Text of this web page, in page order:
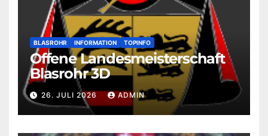
BLASROHR INFORMATION TOPINFO
Offene Landesmeisterschaft
Blasrohr 3D
26. JULI 2026 ADMIN